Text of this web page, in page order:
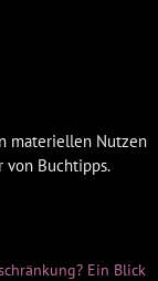
materiellen Nutzen
Buchtipps.
Ein Blick